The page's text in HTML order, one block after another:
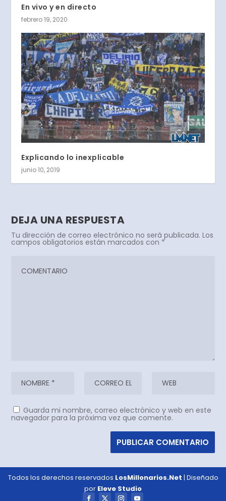
En vivo y en directo
febrero 19, 2020
Explicando lo inexplicable
junio 10, 2019
DEJA UNA RESPUESTA
Tu dirección de correo electrónico no será publicada. Los
campos obligatorios están marcados con *
Guarda mi nombre, correo electrónico y web en este
navegador para la próxima vez que comente.
Todos los derechos reservados LosMillonarios.Net | Diseñado
por Eleve Studio